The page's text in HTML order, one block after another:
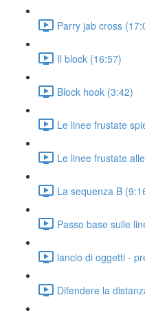
Parry jab cross
Il block (16:57)
Block hook (3:42)
Le linee frustate
Le linee frustate
La sequenza B
Passo base sulle
lancio di oggetti -
Difendere la